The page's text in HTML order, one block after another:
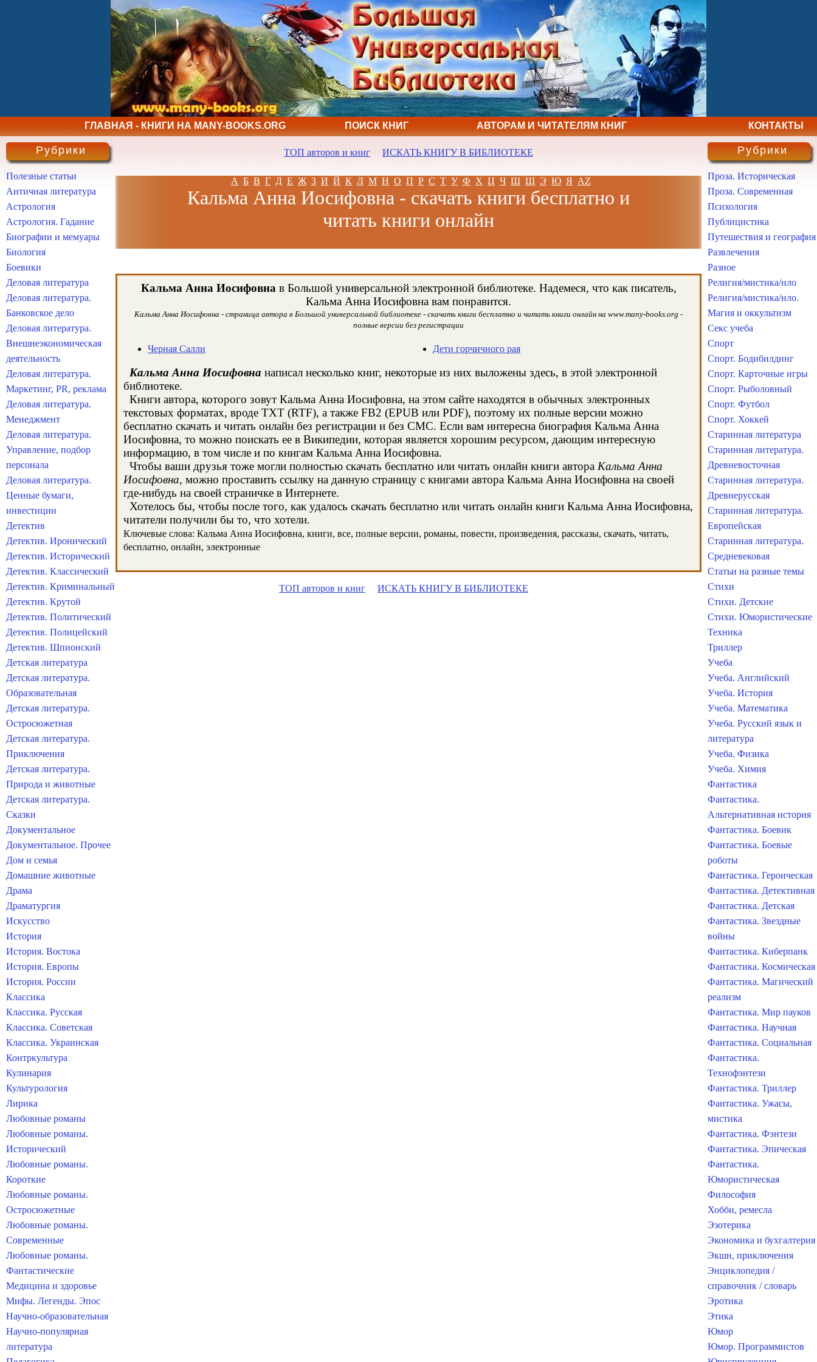
ГЛАВНАЯ - КНИГИ НА MANY-BOOKS.ORG ПОИСК КНИГ АВТОРАМ И ЧИТАТЕЛЯМ КНИГ КОНТАКТЫ
ТОП авторов и книг ИСКАТЬ КНИГУ В БИБЛИОТЕКЕ
А Б В Г Д Е Ж З И Й К Л М Н О П Р С Т У Ф Х Ц Ч Ш Щ Э Ю Я AZ
Кальма Анна Иосифовна - скачать книги бесплатно и
читать книги онлайн
Кальма Анна Иосифовна в Большой универсальной электронной библиотеке. Надемеся, что как писатель,
Кальма Анна Иосифовна вам понравится.
Кальма Анна Иосифовна - страница автора в Большой универсальной библиотеке - скачать книги бесплатно и читать книги онлайн на www.many-books.org -
полные версии без регистрации
Черная Салли Дети горчичного рая
Кальма Анна Иосифовна написал несколько книг, некоторые из них выложены здесь, в этой электронной
библиотеке.
Книги автора, которого зовут Кальма Анна Иосифовна, на этом сайте находятся в обычных электронных
текстовых форматах, вроде TXT (RTF), а также FB2 (EPUB или PDF), поэтому их полные версии можно
бесплатно скачать и читать онлайн без регистрации и без СМС. Если вам интересна биография Кальма Анна
Иосифовна, то можно поискать ее в Википедии, которая является хорошим ресурсом, дающим интересную
информацию, в том числе и по книгам Кальма Анна Иосифовна.
Чтобы ваши друзья тоже могли полностью скачать бесплатно или читать онлайн книги автора Кальма Анна
Иосифовна, можно проставить ссылку на данную страницу с книгами автора Кальма Анна Иосифовна на своей
где-нибудь на своей страничке в Интернете.
Хотелось бы, чтобы после того, как удалось скачать бесплатно или читать онлайн книги Кальма Анна Иосифовна,
читатели получили бы то, что хотели.
Ключевые слова: Кальма Анна Иосифовна, книги, все, полные версии, романы, повести, произведения, рассказы, скачать, читать,
бесплатно, онлайн, электронные
ТОП авторов и книг ИСКАТЬ КНИГУ В БИБЛИОТЕКЕ
Рубрики
Полезные статьи
Античная литература
Астрология
Астрология. Гадание
Биографии и мемуары
Биология
Боевики
Деловая литература
Деловая литература.
Банковское дело
Деловая литература.
Внешнеэкономическая
деятельность
Деловая литература.
Маркетинг, PR, реклама
Деловая литература.
Менеджмент
Деловая литература.
Управление, подбор
персонала
Деловая литература.
Ценные бумаги,
инвестиции
Детектив
Детектив. Иронический
Детектив. Исторический
Детектив. Классический
Детектив. Криминальный
Детектив. Крутой
Детектив. Политический
Детектив. Полицейский
Детектив. Шпионский
Детская литература
Детская литература.
Образовательная
Детская литература.
Остросюжетная
Детская литература.
Приключения
Детская литература.
Природа и животные
Детская литература.
Сказки
Документальное
Документальное. Прочее
Дом и семья
Домашние животные
Драма
Драматургия
Искусство
История
История. Востока
История. Европы
История. России
Классика
Классика. Русская
Классика. Советская
Классика. Украинская
Контркультура
Кулинария
Культурология
Лирика
Любовные романы
Любовные романы.
Исторический
Любовные романы.
Короткие
Любовные романы.
Остросюжетные
Любовные романы.
Современные
Любовные романы.
Фантастические
Медицина и здоровье
Мифы. Легенды. Эпос
Научно-образовательная
Научно-популярная
литература
Рубрики
Проза. Историческая
Проза. Современная
Психология
Публицистика
Путешествия и география
Развлечения
Разное
Религия/мистика/нло
Религия/мистика/нло.
Магия и оккультизм
Секс учеба
Спорт
Спорт. Бодибилдинг
Спорт. Карточные игры
Спорт. Рыболовный
Спорт. Футбол
Спорт. Хоккей
Старинная литература
Старинная литература.
Древневосточная
Старинная литература.
Древнерусская
Старинная литература.
Европейская
Старинная литература.
Средневековая
Статьи на разные темы
Стихи
Стихи. Детские
Стихи. Юмористические
Техника
Триллер
Учеба
Учеба. Английский
Учеба. История
Учеба. Математика
Учеба. Русский язык и
литература
Учеба. Физика
Учеба. Химия
Фантастика
Фантастика.
Альтернативная история
Фантастика. Боевик
Фантастика. Боевые
роботы
Фантастика. Героическая
Фантастика. Детективная
Фантастика. Детская
Фантастика. Звездные
войны
Фантастика. Киберпанк
Фантастика. Космическая
Фантастика. Магический
реализм
Фантастика. Мир пауков
Фантастика. Научная
Фантастика. Социальная
Фантастика.
Технофэнтези
Фантастика. Триллер
Фантастика. Ужасы,
мистика
Фантастика. Фэнтези
Фантастика. Эпическая
Фантастика.
Юмористическая
Философия
Хобби, ремесла
Эзотерика
Экономика и бухгалтерия
Экшн, приключения
Энциклопедия /
справочник / словарь
Эротика
Этика
Юмор
Юмор. Программистов